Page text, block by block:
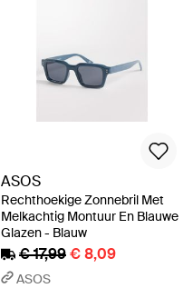
ASOS
Rechthoekige Zonnebril Met
Melkachtig Montuur En Blauwe
Glazen - Blauw
€ 17,99€ 8,09
ASOS